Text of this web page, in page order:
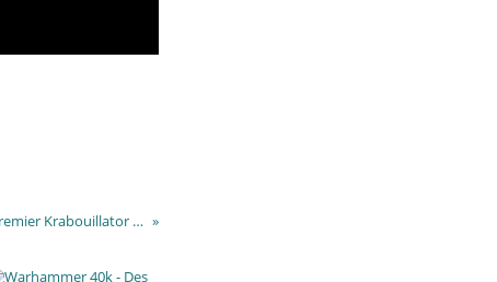
Legions Imperialis - Montage de mon premier Krabouillator Ork (City Crusher Skinner)